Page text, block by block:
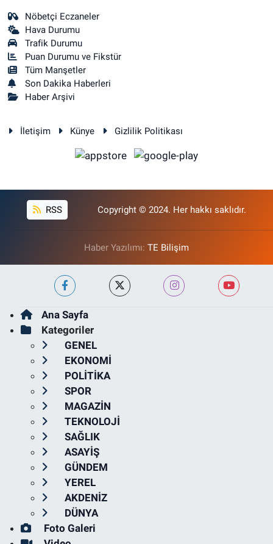
Nöbetçi Eczaneler
Hava Durumu
Trafik Durumu
Puan Durumu ve Fikstür
Tüm Manşetler
Son Dakika Haberleri
Haber Arşivi
İletişim Künye Gizlilik Politikası
RSS Copyright © 2024. Her hakkı saklıdır.
Haber Yazılımı: TE Bilişim
Ana Sayfa
Kategoriler
GENEL
EKONOMİ
POLİTİKA
SPOR
MAGAZİN
TEKNOLOJİ
SAĞLIK
ASAYİŞ
GÜNDEM
YEREL
AKDENİZ
DÜNYA
Foto Galeri